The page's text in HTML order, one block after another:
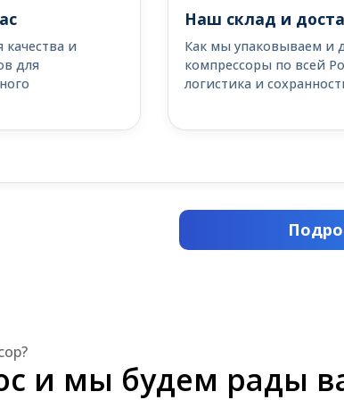
и
для
Наш склад и
Как мы упаковываем и
компрессоры по всей
логистика и
и мы будем рады